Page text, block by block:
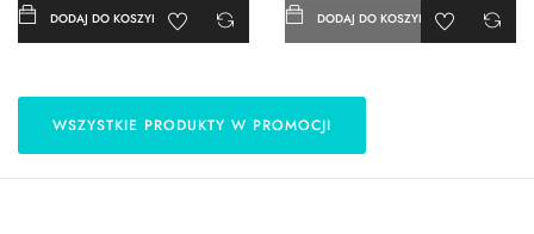
DODAJ DO KOSZYKA DODAJ DO KOSZYKA
WSZYSTKIE PRODUKTY W PROMOCJI